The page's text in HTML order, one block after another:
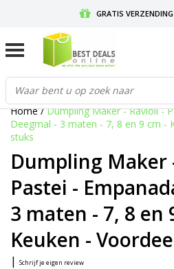
GRATIS
GRATIS RETOURNEREN EN
Home/Dumpling Maker - Ravioli -
Deegmal - 3 maten - 7, 8 en 9 cm -
stuks
Dumpling Maker
Pastei -
3 maten - 7, 8 en
Keuken -
| Schrijf je eigen review